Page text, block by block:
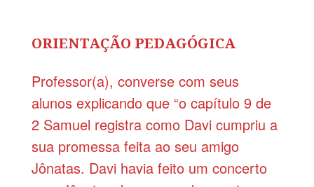
ORIENTAÇÃO PEDAGÓGICA
Professor(a), converse com seus
alunos explicando que “o capítulo 9 de
2 Samuel registra como Davi cumpriu a
sua promessa feita ao seu amigo
Jônatas. Davi havia feito um concerto